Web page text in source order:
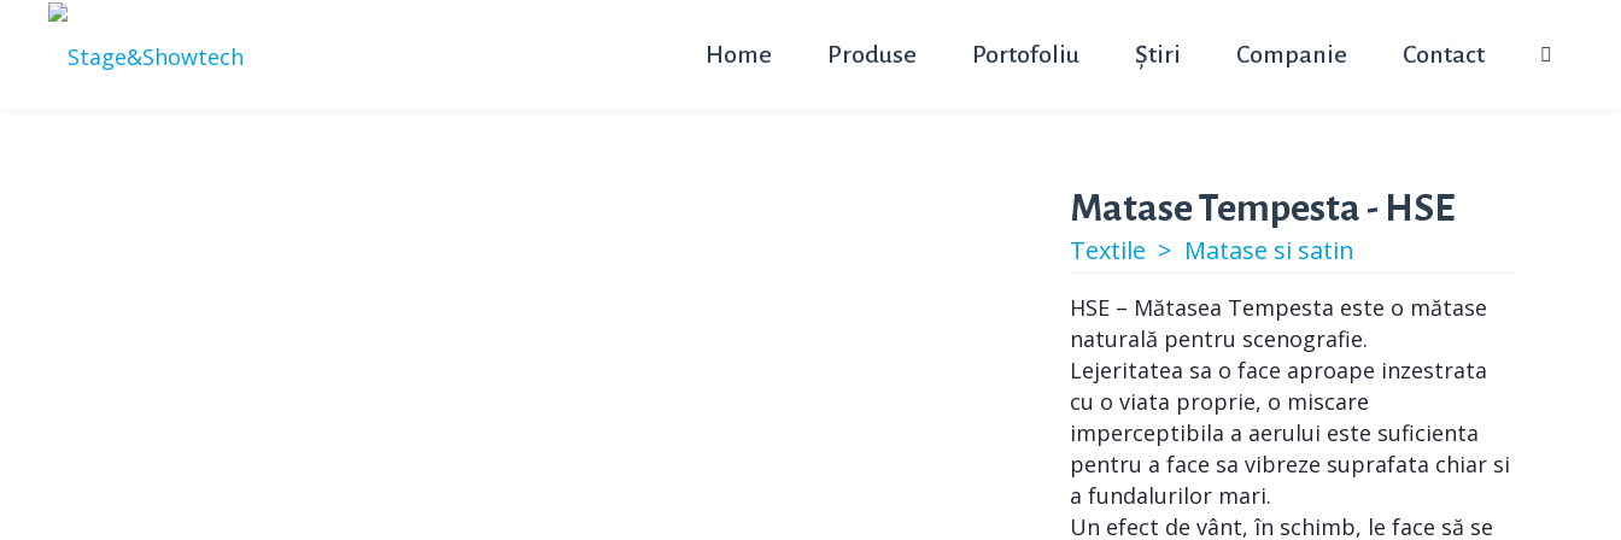
Home Produse Portofoliu Știri Companie Contact
Matase Tempesta - HSE
Textile > Matase si satin
HSE – Mătasea Tempesta este o mătase
naturală pentru scenografie.
Lejeritatea sa o face aproape inzestrata
cu o viata proprie, o miscare
imperceptibila a aerului este suficienta
pentru a face sa vibreze suprafata chiar si
a fundalurilor mari.
Un efect de vânt, în schimb, le face să se